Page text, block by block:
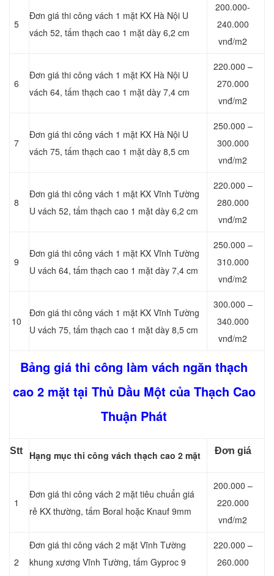
5
Đơn giá thi công vách 1 mặt KX Hà Nội U
vách 52, tấm thạch cao 1 mặt dày 6,2 cm
200.000-
240.000
vnđ/m2
6
Đơn giá thi công vách 1 mặt KX Hà Nội U
vách 64, tấm thạch cao 1 mặt dày 7,4 cm
220.000 –
270.000
vnđ/m2
7
Đơn giá thi công vách 1 mặt KX Hà Nội U
vách 75, tấm thạch cao 1 mặt dày 8,5 cm
250.000 –
300.000
vnđ/m2
8
Đơn giá thi công vách 1 mặt KX Vĩnh Tường
U vách 52, tấm thạch cao 1 mặt dày 6,2 cm
220.000 –
280.000
vnđ/m2
9
Đơn giá thi công vách 1 mặt KX Vĩnh Tường
U vách 64, tấm thạch cao 1 mặt dày 7,4 cm
250.000 –
310.000
vnđ/m2
10
Đơn giá thi công vách 1 mặt KX Vĩnh Tường
U vách 75, tấm thạch cao 1 mặt dày 8,5 cm
300.000 –
340.000
vnđ/m2
Bảng giá thi công làm vách ngăn thạch
cao 2 mặt tại Thủ Dầu Một của Thạch Cao
Thuận Phát
Stt Hạng mục thi công vách thạch cao 2 mặt Đơn giá
1
Đơn giá thi công vách 2 mặt tiêu chuẩn giá
rẻ KX thường, tấm Boral hoặc Knauf 9mm
200.000 –
220.000
vnđ/m2
2
Đơn giá thi công vách 2 mặt Vĩnh Tường
khung xương Vĩnh Tường, tấm Gyproc 9
220.000 –
260.000